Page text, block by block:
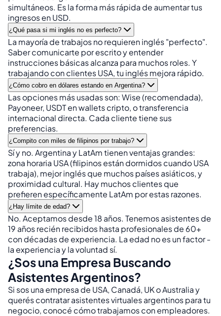
simultáneos. Es la forma más rápida de aumentar tus
ingresos en USD.
¿Qué pasa si mi inglés no es perfecto?
La mayoría de trabajos no requieren inglés "perfecto".
Saber comunicarte por escrito y entender
instrucciones básicas alcanza para muchos roles. Y
trabajando con clientes USA, tu inglés mejora rápido.
¿Cómo cobro en dólares estando en Argentina?
Las opciones más usadas son: Wise (recomendada),
Payoneer, USDT en wallets cripto, o transferencia
internacional directa. Cada cliente tiene sus
preferencias.
¿Compito con miles de filipinos por trabajo?
Sí y no. Argentina y LatAm tienen ventajas grandes:
zona horaria USA (filipinos están dormidos cuando USA
trabaja), mejor inglés que muchos países asiáticos, y
proximidad cultural. Hay muchos clientes que
prefieren específicamente LatAm por estas razones.
¿Hay límite de edad?
No. Aceptamos desde 18 años. Tenemos asistentes de
19 años recién recibidos hasta profesionales de 60+
con décadas de experiencia. La edad no es un factor -
la experiencia y la voluntad sí.
¿Sos una Empresa Buscando
Asistentes Argentinos?
Si sos una empresa de USA, Canadá, UK o Australia y
querés contratar asistentes virtuales argentinos para tu
negocio, conocé cómo trabajamos con empleadores.